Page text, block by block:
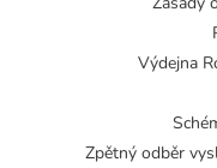
Výdejna
Zpětný odběr